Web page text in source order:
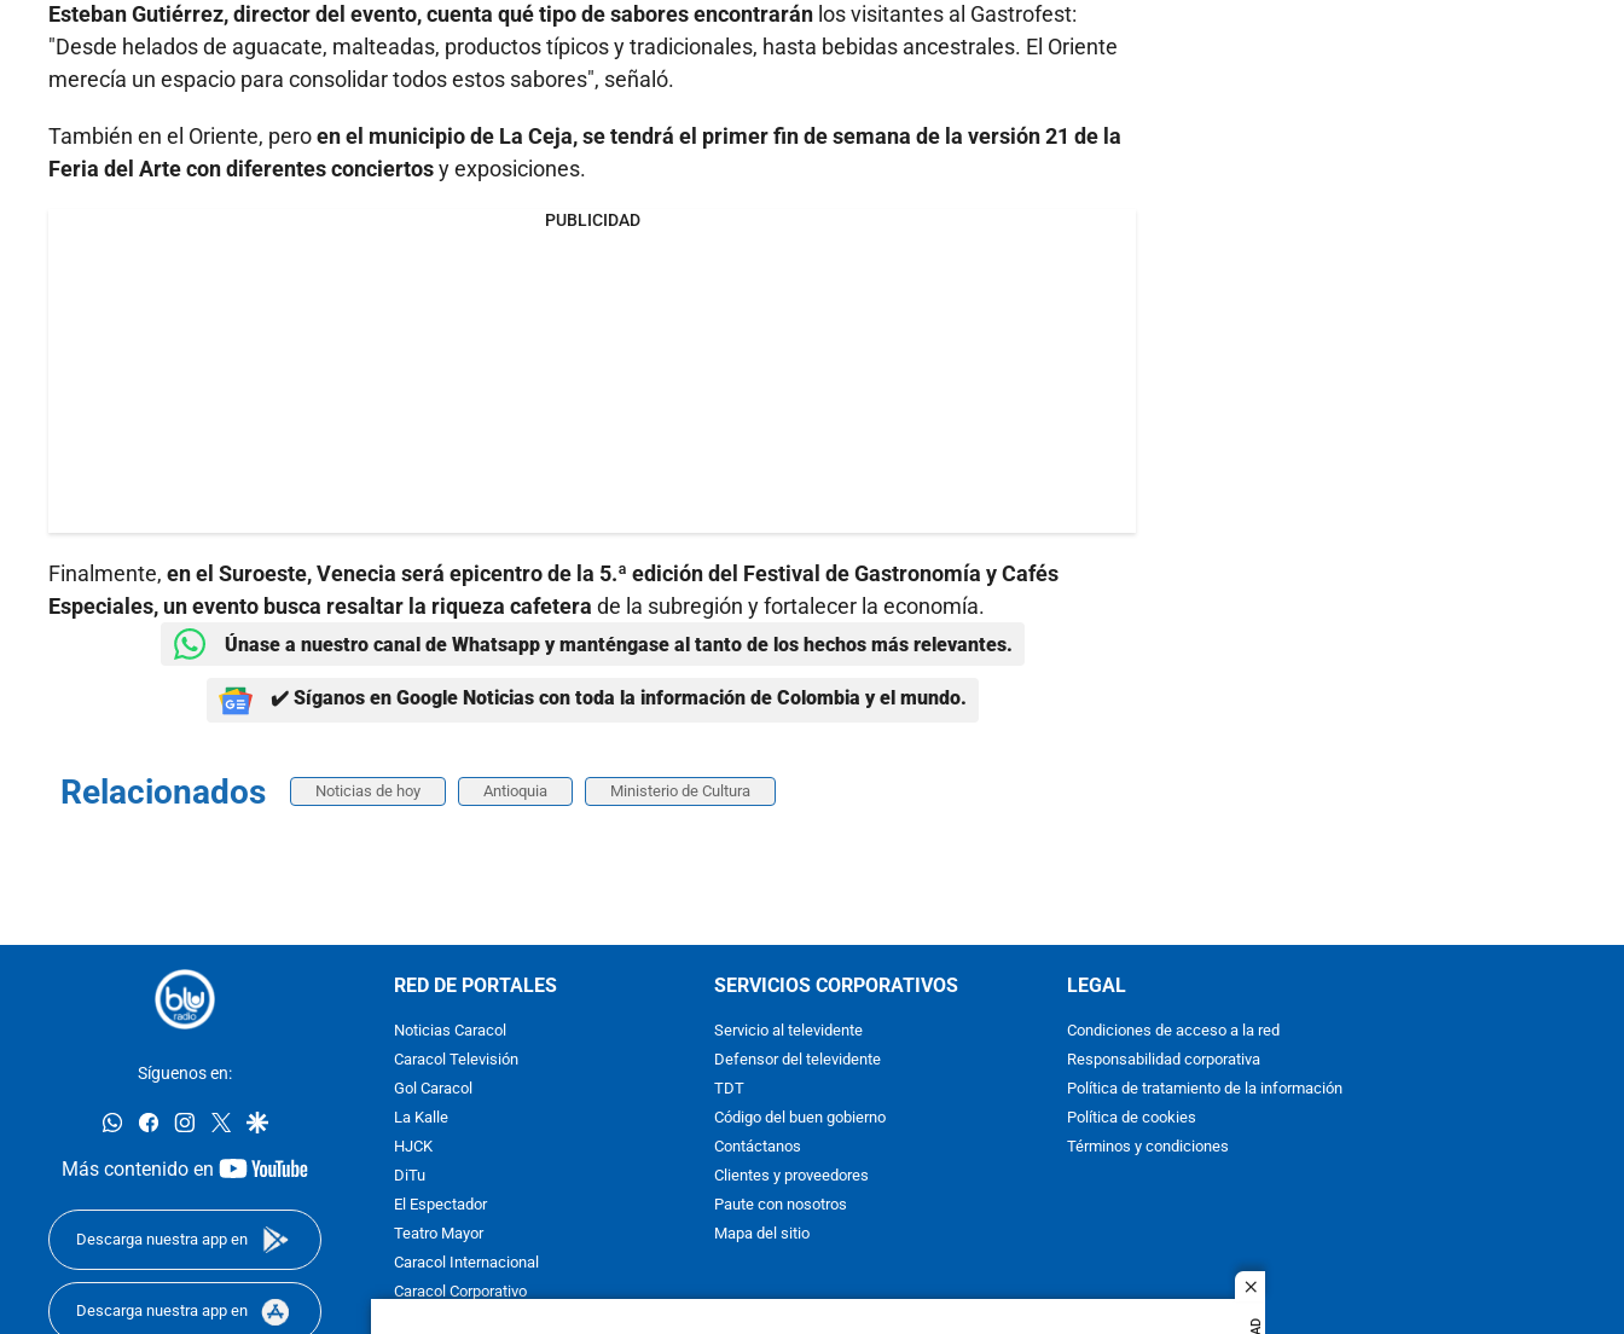
close
Esteban Gutiérrez, director del evento, cuenta qué tipo de sabores encontrarán los visitantes al Gastrofest:
"Desde helados de aguacate, malteadas, productos típicos y tradicionales, hasta bebidas ancestrales. El Oriente
merecía un espacio para consolidar todos estos sabores", señaló.
También en el Oriente, peroen el municipio de La Ceja, se tendrá el primer fin de semana de la versión 21 de la
Feria del Arte con diferentes conciertosy exposiciones.
PUBLICIDAD
Finalmente, en el Suroeste, Venecia será epicentro de la 5.ª edición del Festival de Gastronomía y Cafés
Especiales, un evento busca resaltar la riqueza cafetera de la subregión y fortalecer la economía.
Únase a nuestro canal de Whatsapp y manténgase al tanto de los hechos más relevantes.
✔️ Síganos en Google Noticias con toda la información de Colombia y el mundo.
Relacionados Noticias de hoy Antioquia Ministerio de Cultura
Síguenos en:
whatsappfacebookinstagram
twittergoogle
Más contenido en
youtube-
Descarga nuestra app en
Descarga nuestra app en
RED DE PORTALES
Noticias Caracol
Caracol Televisión
Gol Caracol
La Kalle
HJCK
DiTu
El Espectador
Teatro Mayor
Caracol Internacional
Caracol Corporativo
SERVICIOS CORPORATIVOS
Servicio al televidente
Defensor del televidente
TDT
Código del buen gobierno
Contáctanos
Clientes y proveedores
Paute con nosotros
Mapa del sitio
LEGAL
Condiciones de acceso a la red
Responsabilidad corporativa
Política de tratamiento de la información
Política de cookies
Términos y condiciones